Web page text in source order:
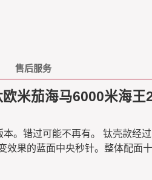
售后服务
欧米茄海马6000米海
本。错过可能不再有。 钛壳款
效果的蓝面中央秒针。整体配